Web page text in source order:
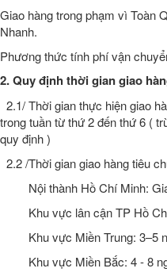
Giao hàng trong phạm vì Toàn
Nhanh.
Phương thức tính phí vận
2. Quy định thời gian giao
2.1/ Thời gian thực hiện giao
trong tuần từ thứ 2 đến thứ 6 (
quy định )
2.2 /Thời gian giao hàng tiêu
Nội thành Hồ Chí Minh:
Khu vực lân cận TP Hồ Chí
Khu vực Miền Trung: 3–5
Khu vực Miền Bắc: 4 - 8